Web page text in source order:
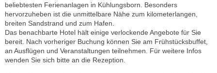
beliebtesten Ferienanlagen in Kühlungsborn. Besonders
hervorzuheben ist die unmittelbare Nähe zum kilometerlangen,
breiten Sandstrand und zum Hafen.
Das benachbarte Hotel hält einige verlockende Angebote für Sie
bereit. Nach vorheriger Buchung können Sie am Frühstücksbuffet,
an Ausflügen und Veranstaltungen teilnehmen. Für weitere Infos
wenden Sie sich bitte an die Rezeption.